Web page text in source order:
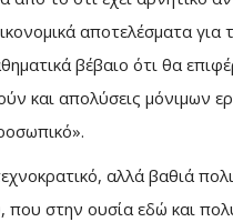
αποτελέσματα
βέβαιο ότι θα
και απολύσεις μόνιμων
αλλά βαθιά
στην ουσία εδώ και